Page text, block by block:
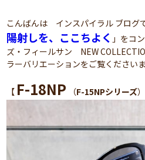
こんばんは インスパイラル ブログ
陽射しを、ここちよく 」をコ
ズ・フィールサン NEW
ラーバリエーションをご覧ください
【 F-18NP （F-15NPシリーズ